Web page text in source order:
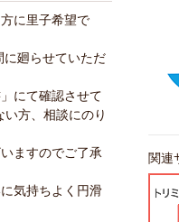
に里子希望で
廻らせていただ
にて確認させて
方、相談にのり
ますのでご了承
気持ちよく円滑
関連